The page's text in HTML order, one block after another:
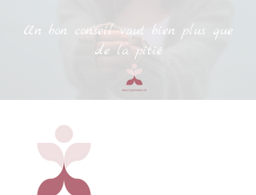
Un bon conseil vaut bien plus que
de la pitié